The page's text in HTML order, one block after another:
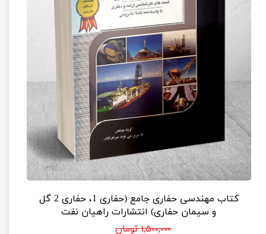
کتاب مهندسی حفاری جامع (حفاری 1، حفاری 2 گل
و سیمان حفاری) انتشارات راهیان نفت
۱,۵۰۰,۰۰۰ تومان